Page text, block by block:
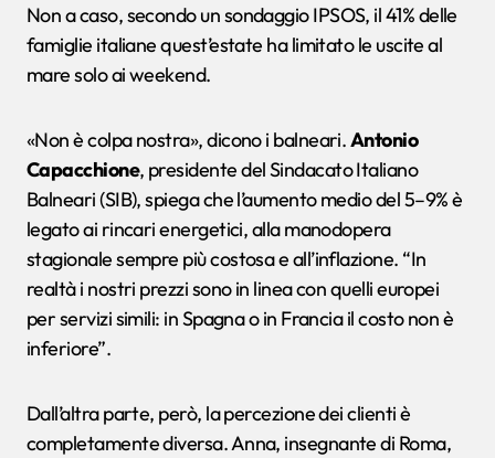
Non a caso, secondo un sondaggio IPSOS, il 41% delle
famiglie italiane quest’estate ha limitato le uscite al
mare solo ai weekend.
«Non è colpa nostra», dicono i balneari.Antonio
Capacchione, presidente del Sindacato Italiano
Balneari (SIB), spiega che l’aumento medio del 5–9% è
legato ai rincari energetici, alla manodopera
stagionale sempre più costosa e all’inflazione. “In
realtà i nostri prezzi sono in linea con quelli europei
per servizi simili: in Spagna o in Francia il costo non è
inferiore”.
Dall’altra parte, però, la percezione dei clienti è
completamente diversa. Anna, insegnante di Roma,